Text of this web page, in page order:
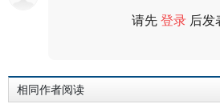
请先登录 后发
相同作者阅读